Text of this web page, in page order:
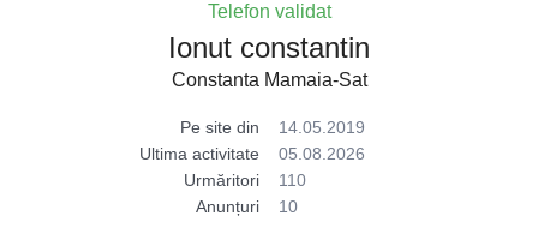
Telefon validat
Ionut constantin
Constanta Mamaia-Sat
Pe site din
14.05.2019
Ultima activitate
05.08.2026
Urmăritori
110
Anunțuri
10